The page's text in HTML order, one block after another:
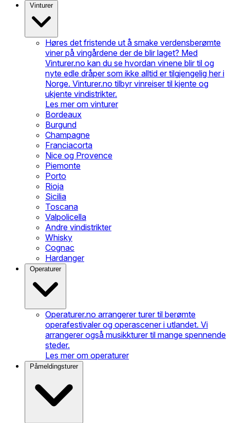
Vinturer
Høres det fristende ut å smake verdensberømte
viner på vingårdene der de blir laget? Med
Vinturer.no kan du se hvordan vinene blir til og
nyte edle dråper som ikke alltid er tilgjengelig her i
Norge. Vinturer.no tilbyr vinreiser til kjente og
ukjente vindistrikter.
Les mer om vinturer
Bordeaux
Burgund
Champagne
Franciacorta
Nice og Provence
Piemonte
Porto
Rioja
Sicilia
Toscana
Valpolicella
Andre vindistrikter
Whisky
Cognac
Hardanger
Operaturer
Operaturer.no arrangerer turer til berømte
operafestivaler og operascener i utlandet. Vi
arrangerer også musikkturer til mange spennende
steder.
Les mer om operaturer
Påmeldingsturer